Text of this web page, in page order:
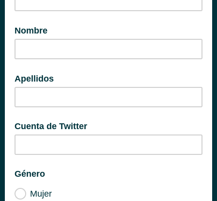
Nombre
Apellidos
Cuenta de Twitter
Género
Mujer